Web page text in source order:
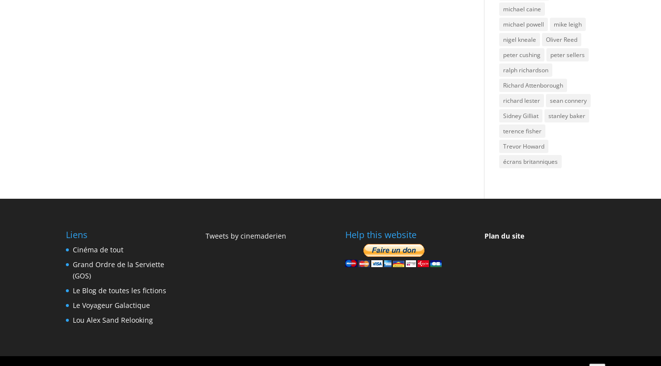
michael caine
michael powell
mike leigh
nigel kneale
Oliver Reed
peter cushing
peter sellers
ralph richardson
Richard Attenborough
richard lester
sean connery
Sidney Gilliat
stanley baker
terence fisher
Trevor Howard
écrans britanniques
Liens
Cinéma de tout
Grand Ordre de la Serviette
(GOS)
Le Blog de toutes les fictions
Le Voyageur Galactique
Lou Alex Sand Relooking
Tweets by cinemaderien Help this website Plan du site